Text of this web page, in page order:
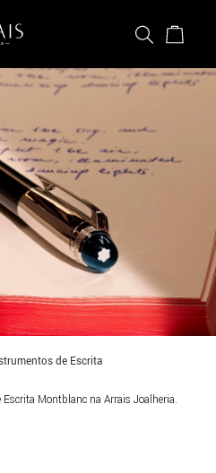
de Escrita
Montblanc na Arrais Joalheria.